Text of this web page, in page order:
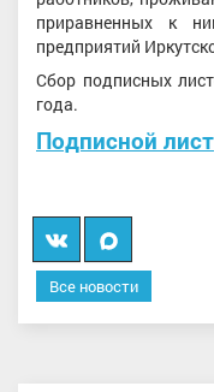
приравненных к
предприятий
Сбор подписных
года.
Подписной лист
Вконтакте
Мы
в
MAX
Все новости